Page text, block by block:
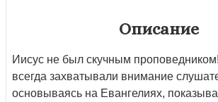
Описание
Иисус не был скучным
всегда захватывали внимание
основываясь на Евангелиях,